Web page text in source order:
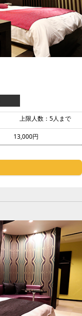
上限人数：5人まで
13,000円